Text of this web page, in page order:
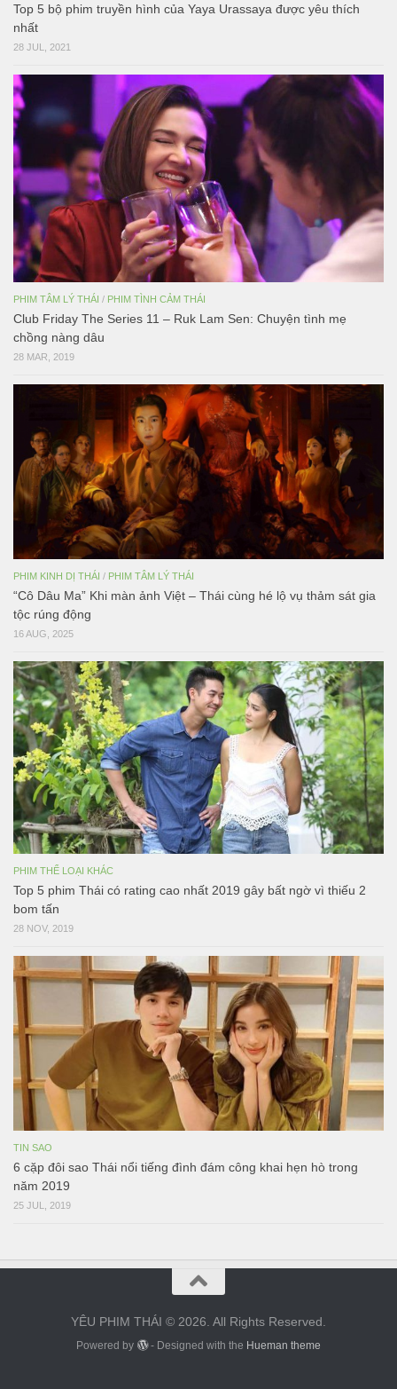
Top 5 bộ phim truyền hình của Yaya Urassaya được yêu thích
nhất
28 JUL, 2021
PHIM TÂM LÝ THÁI / PHIM TÌNH CẢM THÁI
Club Friday The Series 11 – Ruk Lam Sen: Chuyện tình mẹ
chồng nàng dâu
28 MAR, 2019
PHIM KINH DỊ THÁI / PHIM TÂM LÝ THÁI
“Cô Dâu Ma” Khi màn ảnh Việt – Thái cùng hé lộ vụ thảm sát gia
tộc rúng động
16 AUG, 2025
PHIM THỂ LOẠI KHÁC
Top 5 phim Thái có rating cao nhất 2019 gây bất ngờ vì thiếu 2
bom tấn
28 NOV, 2019
TIN SAO
6 cặp đôi sao Thái nổi tiếng đình đám công khai hẹn hò trong
năm 2019
25 JUL, 2019
YÊU PHIM THÁI © 2026. All Rights Reserved.
Powered by - Designed with the Hueman theme